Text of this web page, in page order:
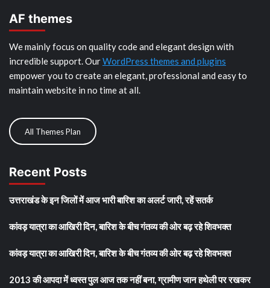
AF themes
We mainly focus on quality code and elegant design with
incredible support. OurWordPress themes and plugins
empower you to create an elegant, professional and easy to
maintain website in no time at all.
All Themes Plan
Recent Posts
उत्तराखंड के इन जिलों में आज भारी बारिश का अलर्ट जारी, रहें सतर्क
कांवड़ यात्रा का आखिरी दिन, बारिश के बीच गंतव्य की ओर बढ़ रहे शिवभक्त
कांवड़ यात्रा का आखिरी दिन, बारिश के बीच गंतव्य की ओर बढ़ रहे शिवभक्त
2013 की आपदा में ध्वस्त पुल आज तक नहीं बना, ग्रामीण जान हथेली पर रखकर